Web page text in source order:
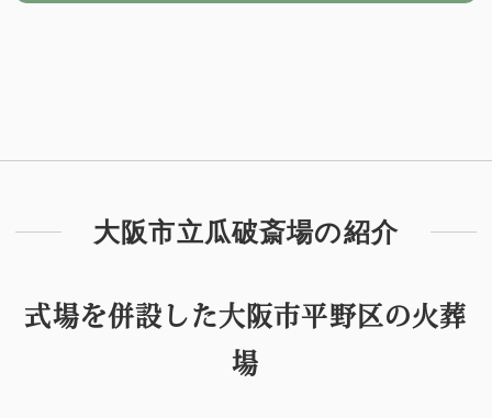
大阪市立瓜破斎場の紹介
式場を併設した大阪市平野区の火葬
場